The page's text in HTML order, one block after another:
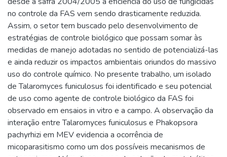
no controle da FAS vem sendo drasticamente reduzida.
Assim, o setor tem buscado pelo desenvolvimento de
estratégias de controle biológico que possam somar às
medidas de manejo adotadas no sentido de potencializá-las
e ainda reduzir os impactos ambientais oriundos do massivo
uso do controle químico. No presente trabalho, um isolado
de Talaromyces funiculosus foi identificado e seu potencial
de uso como agente de controle biológico da FAS foi
observado em ensaios in vitro e a campo. A observação da
interação entre Talaromyces funiculosus e Phakopsora
pachyrhizi em MEV evidencia a ocorrência de
micoparasitismo como um dos possíveis mecanismos de